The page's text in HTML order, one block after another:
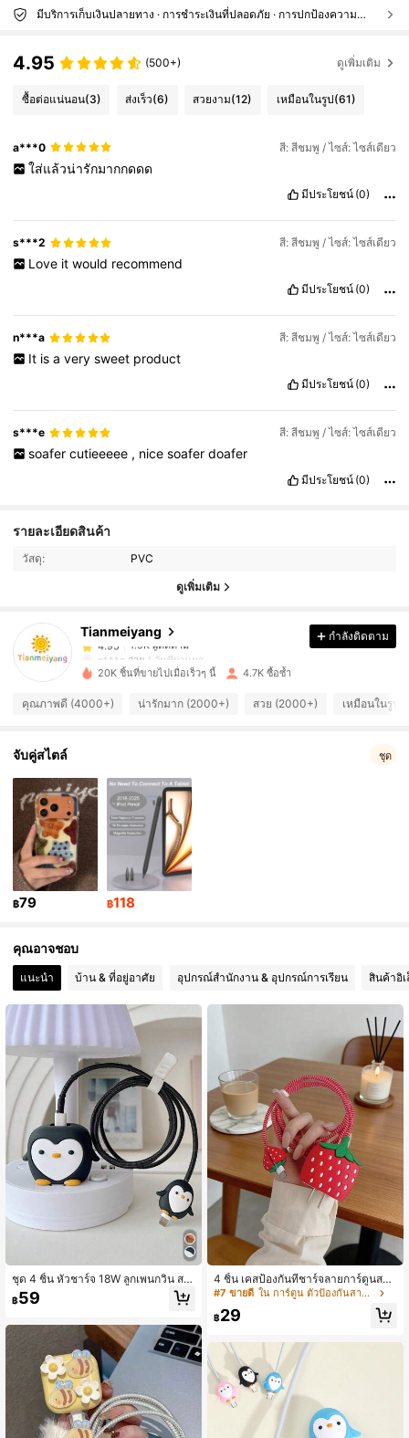
มีบริการเก็บเงินปลายทาง · การชำระเงินที่ปลอดภัย · การปกป้องความเป็นส่วนตัว
4.95 (500+) ดูเพิ่มเติม
ซื้อต่อแน่นอน(3) ส่งเร็ว(6) สวยงาม(12) เหมือนในรูป(61)
a***0 สี: สีชมพู / ไซส์: ไซส์เดียว
ใส่แล้วน่ารักมากกดดด
มีประโยชน์ (0)
s***2 สี: สีชมพู / ไซส์: ไซส์เดียว
Love it would recommend
มีประโยชน์ (0)
n***a สี: สีชมพู / ไซส์: ไซส์เดียว
It is a very sweet product
มีประโยชน์ (0)
s***e สี: สีชมพู / ไซส์: ไซส์เดียว
soafer cutieeeee , nice soafer doafer
มีประโยชน์ (0)
รายละเอียดสินค้า
วัสดุ: PVC
ดูเพิ่มเติม
Tianmeiyang
4.95
1.9K ผู้ติดตาม
4.95
1.9K ผู้ติดตาม
n***n
จ่าย1 วันที่ผ่านมา
4.95 1.9K ผู้ติดตาม
1.9K ผู้ติดตาม
4.95 1.9K ผู้ติดตาม
1.9K ผู้ติดตาม
4.95 1.9K ผู้ติดตาม
กำลังติดตาม
20K ชิ้นที่ขายไปเมื่อเร็วๆ นี้ 4.7K ซื้อซ้ำ
คุณภาพดี (4000+) น่ารักมาก (2000+) สวย (2000+) เหมือนในรูป
จับคู่สไตล์ ชุด
฿79 ฿118
คุณอาจชอบ
แนะนำ บ้าน & ที่อยู่อาศัย อุปกรณ์สำนักงาน & อุปกรณ์การเรียน สินค้าอิ
ชุด 4 ชิ้น หัวชาร์จ 18W ลูกเพนกวิน สา
ยข้อมูล เคสป้องกันซิลิโคน ใช้ร่วมกับสา
ยข้อมูลของโทรศัพท์แอปเปิล ที่ป้องกันส
฿59
4 ชิ้น เคสป้องกันที่ชาร์จลายการ์ตูนสตร
อว์เบอร์รีและแอปเปิลน่ารัก, ใช้ได้กับ iP
hone 18/20W - ตัวป้องกันสายเคเบิลแ
ละปลั๊ก, ป้องกันรอยขีดข่วนและป้องกันก
#7 ขายดี ใน การ์ตูน ตัวป้องกันสายเคเบิล
฿29